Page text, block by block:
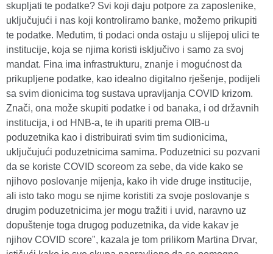
skupljati te podatke? Svi koji daju potpore za zaposlenike,
uključujući i nas koji kontroliramo banke, možemo prikupiti
te podatke. Međutim, ti podaci onda ostaju u slijepoj ulici te
institucije, koja se njima koristi isključivo i samo za svoj
mandat. Fina ima infrastrukturu, znanje i mogućnost da
prikupljene podatke, kao idealno digitalno rješenje, podijeli
sa svim dionicima tog sustava upravljanja COVID krizom.
Znači, ona može skupiti podatke i od banaka, i od državnih
institucija, i od HNB-a, te ih upariti prema OIB-u
poduzetnika kao i distribuirati svim tim sudionicima,
uključujući poduzetnicima samima. Poduzetnici su pozvani
da se koriste COVID scoreom za sebe, da vide kako se
njihovo poslovanje mijenja, kako ih vide druge institucije,
ali isto tako mogu se njime koristiti za svoje poslovanje s
drugim poduzetnicima jer mogu tražiti i uvid, naravno uz
dopuštenje toga drugog poduzetnika, da vide kakav je
njihov COVID score", kazala je tom prilikom Martina Drvar,